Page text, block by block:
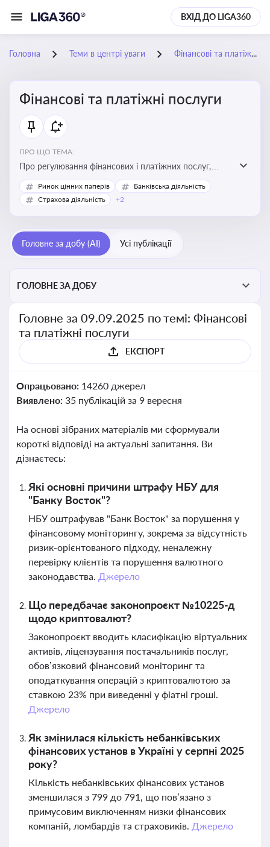
ВХІД ДО LIGA360
Головна Теми в центрі уваги Фінансові та платіжні послуги
Фінансові та платіжні послуги
ПРО ЩО ТЕМА:
Про регулювання фінансових і платіжних послуг,
управління коштами, приймання платежів та
дотримання ліцензійних вимог
Ринок цінних паперів
Банківська діяльність
Страхова діяльність
+2
Головне за добу (AI) Усі публікації
ГОЛОВНЕ ЗА ДОБУ
Головне за 09.09.2025 по темі: Фінансові
та платіжні послуги
ЕКСПОРТ
Опрацьовано: 14260 джерел
Виявлено: 35 публікацій за 9 вересня
На основі зібраних матеріалів ми сформували
короткі відповіді на актуальні запитання. Ви
дізнаєтесь:
Які основні причини штрафу НБУ для
"Банку Восток"?
НБУ оштрафував "Банк Восток" за порушення у
фінансовому моніторингу, зокрема за відсутність
ризик-орієнтованого підходу, неналежну
перевірку клієнтів та порушення валютного
законодавства. Джерело
Що передбачає законопроєкт №10225-д
щодо криптовалют?
Законопроєкт вводить класифікацію віртуальних
активів, ліцензування постачальників послуг,
обов’язковий фінансовий моніторинг та
оподаткування операцій з криптовалютою за
ставкою 23% при виведенні у фіатні гроші.
Джерело
Як змінилася кількість небанківських
фінансових установ в Україні у серпні 2025
року?
Кількість небанківських фінансових установ
зменшилася з 799 до 791, що пов’язано з
примусовим виключенням низки фінансових
компаній, ломбардів та страховиків. Джерело